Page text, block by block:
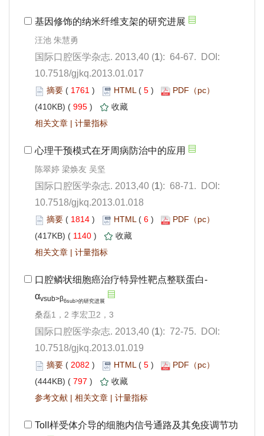
): 64-67. DOI:
10.7518/gjkq.2013.01.017
1761 ) 5 )
995 )
|
): 68-71. DOI:
10.7518/gjkq.2013.01.018
1814 ) 6 )
1140 )
|
): 72-75. DOI:
10.7518/gjkq.2013.01.019
2082 ) 5 )
797 )
|
|